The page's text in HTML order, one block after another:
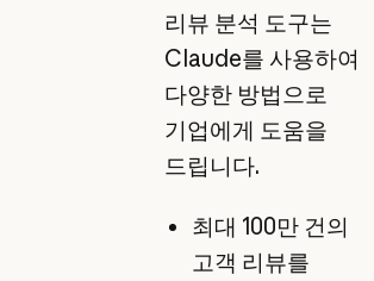
리뷰 분석 도구는
Claude를 사용하여
다양한 방법으로
기업에게 도움을
드립니다.
최대 100만 건의
고객 리뷰를